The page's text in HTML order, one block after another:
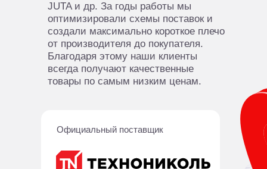
Официальный поставщик
JUTA и др. За годы работы мы
оптимизировали схемы поставок и
создали максимально короткое плечо
от производителя до покупателя.
Благодаря этому наши клиенты
всегда получают качественные
товары по самым низким ценам.